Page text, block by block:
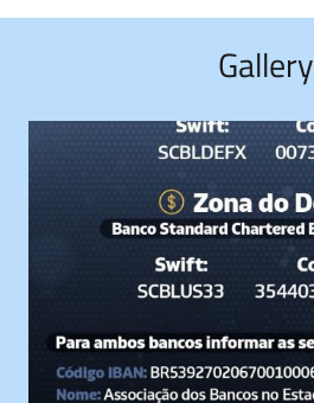
Gallery